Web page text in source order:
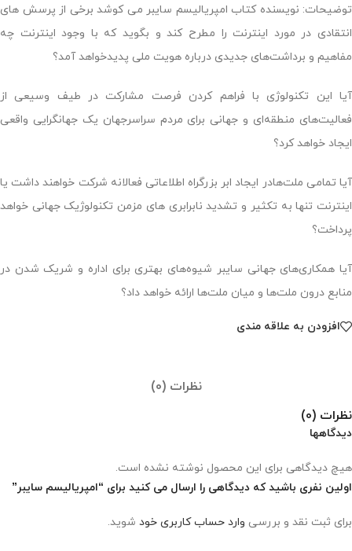
توضیحات: نویسنده کتاب امپریالیسم سایبر می کوشد برخی از پرسش های
انتقادی در مورد اینترنت را مطرح کند و بگوید که با وجود اینترنت چه
مفاهیم و برداشت‌های جدیدی درباره هویت ملی پدیدخواهد آمد؟
آیا این تکنولوژی با فراهم کردن فرصت مشارکت در طیف وسیعی از
فعالیت‌های منطقه‌ای و جهانی برای مردم سراسرجهان یک جهانگرایی واقعی
ایجاد خواهد کرد؟
آیا تمامی ملت‌هادر ایجاد ابر بزرگراه اطلاعاتی فعالانه شرکت خواهند داشت یا
اینترنت تنها به تکثیر و تشدید نابرابری ‌های مزمن تکنولوژیک جهانی خواهد
پرداخت؟
آیا همکاری‌های جهانی سایبر شیوه‌های بهتری برای اداره و شریک شدن در
منابع درون ملت‌‌ها و میان ملت‌ها ارائه خواهد داد؟
افزودن به علاقه مندی
نظرات (0)
نظرات (0)
دیدگاهها
هیچ دیدگاهی برای این محصول نوشته نشده است.
اولین نفری باشید که دیدگاهی را ارسال می کنید برای “امپریالیسم سایبر”
برای ثبت نقد و بررسی وارد حساب کاربری خود شوید.